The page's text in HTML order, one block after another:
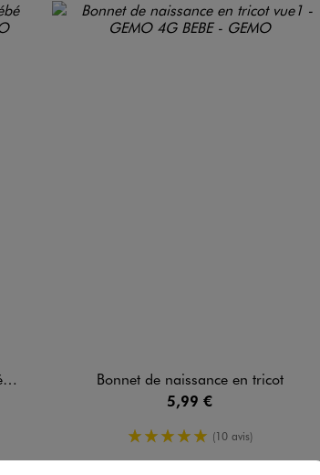
Bonnet de naissance en tricot
5,99 €
5/5 de moyenne
(10 avis)